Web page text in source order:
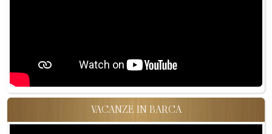
VACANZE IN BARCA